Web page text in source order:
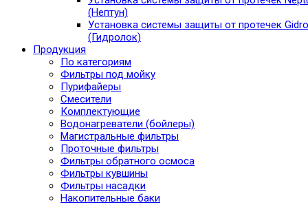
(Нептун)
Установка системы защиты от протечек
(Гидролок)
Продукция
По категориям
Фильтры под мойку
Пурифайеры
Смесители
Комплектующие
Водонагреватели (бойлеры)
Магистральные фильтры
Проточные фильтры
Фильтры обратного осмоса
Фильтры кувшины
Фильтры насадки
Накопительные баки